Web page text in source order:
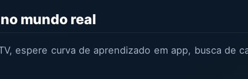
mundo real
espere curva de aprendizado em app, busca de